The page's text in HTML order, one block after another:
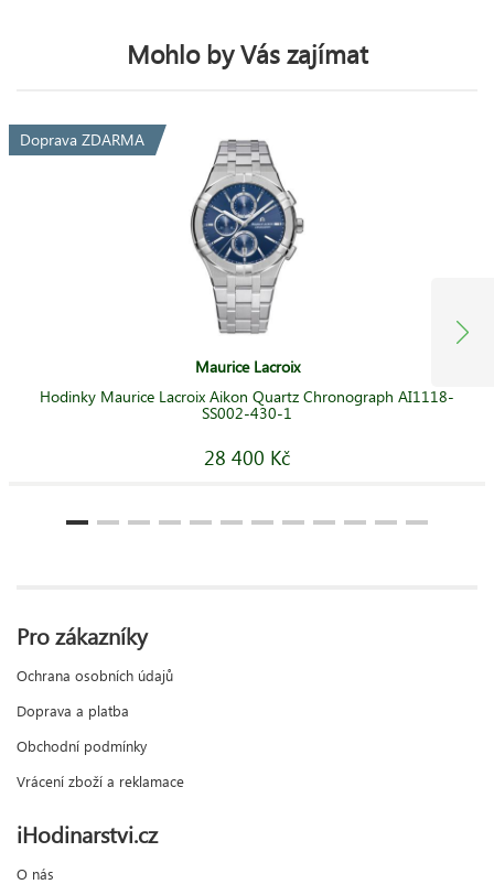
Mohlo by Vás zajímat
Doprava ZDARMA
Maurice Lacroix
Hodinky Maurice Lacroix Aikon Quartz Chronograph AI1118-
SS002-430-1
28 400 Kč
Pro zákazníky
Ochrana osobních údajů
Doprava a platba
Obchodní podmínky
Vrácení zboží a reklamace
iHodinarstvi.cz
O nás